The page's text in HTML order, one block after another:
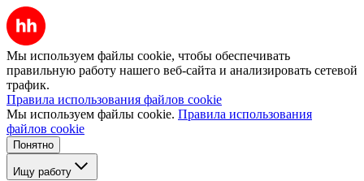
Мы используем файлы cookie, чтобы обеспечивать
правильную работу нашего веб-сайта и анализировать сетевой
трафик.
Правила использования файлов cookie
Мы используем файлы cookie. Правила использования
файлов cookie
Понятно
Ищу работу